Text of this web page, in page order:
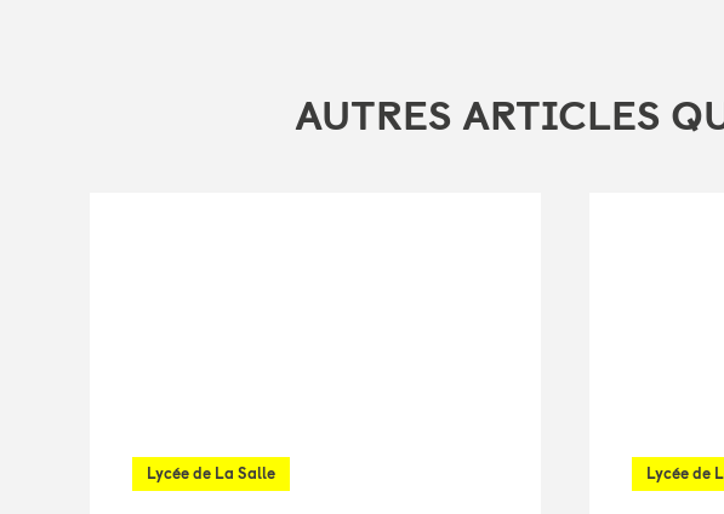
AUTRES ARTICLES
Lycée de La Salle Lycée de